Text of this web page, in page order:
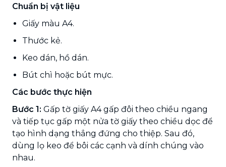
Chuẩn bị vật liệu
Giấy màu A4.
Thước kẻ.
Keo dán, hồ dán.
Bút chì hoặc bút mực.
Các bước thực hiện
Bước 1: Gấp tờ giấy A4 gấp đôi theo chiều ngang
và tiếp tục gấp một nửa tờ giấy theo chiều dọc để
tạo hình dạng thẳng đứng cho thiệp. Sau đó,
dùng lọ keo để bôi các cạnh và dính chúng vào
nhau.